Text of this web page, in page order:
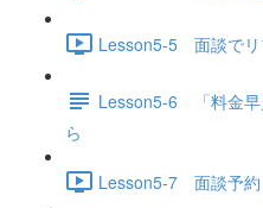
Lesson5-5 面談でリ
Lesson5-6 「料金早
ら
Lesson5-7 面談予約